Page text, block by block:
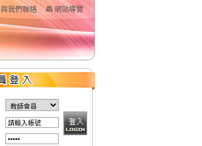
與我們聯絡 網站導覽